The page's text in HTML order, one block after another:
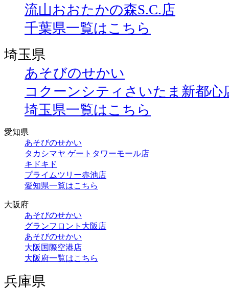
流山おおたかの森S.C.店
千葉県一覧はこちら
埼玉県
あそびのせかい
コクーンシティさいたま新都心
埼玉県一覧はこちら
愛知県
あそびのせかい
タカシマヤ ゲートタワーモール店
キドキド
プライムツリー赤池店
愛知県一覧はこちら
大阪府
あそびのせかい
グランフロント大阪店
あそびのせかい
大阪国際空港店
大阪府一覧はこちら
兵庫県